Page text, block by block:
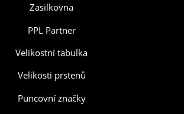
Zasilkovna
PPL Partner
Velikostní tabulka
Velikosti prstenů
Puncovní značky